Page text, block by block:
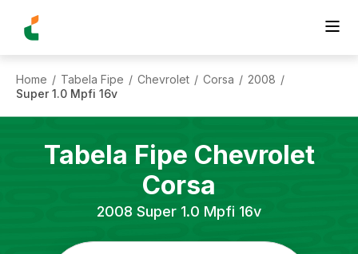
Home / Tabela Fipe / Chevrolet / Corsa / 2008 /
Super 1.0 Mpfi 16v
Tabela Fipe Chevrolet
Corsa
2008 Super 1.0 Mpfi 16v